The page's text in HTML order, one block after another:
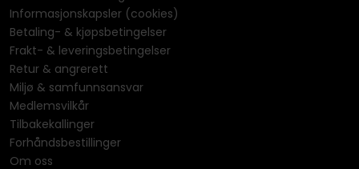
Informasjonskapsler (cookies)
Betaling- & kjøpsbetingelser
Frakt- & leveringsbetingelser
Retur & angrerett
Miljø & samfunnsansvar
Medlemsvilkår
Tilbakekallinger
Forhåndsbestillinger
Om oss